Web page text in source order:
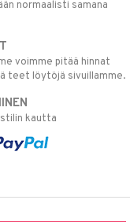
normaalisti samana
voimme pitää hinnat
teet löytöjä sivuillamme.
kautta